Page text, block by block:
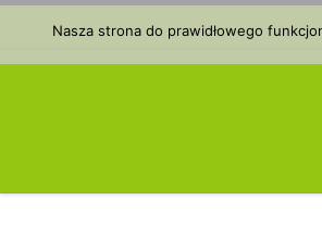
Przejdź do treści
Nasza strona do prawidłowego